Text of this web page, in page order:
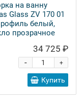
на ванну
Glass ZV 170 01
белый,
прозрачное
34 725 ₽
+
-
Купить